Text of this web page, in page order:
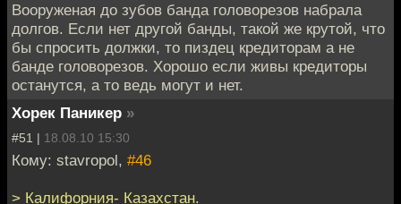
Вооруженая до зубов банда головорезов набрала
долгов. Если нет другой банды, такой же крутой, что
бы спросить должки, то пиздец кредиторам а не
банде головорезов. Хорошо если живы кредиторы
останутся, а то ведь могут и нет.
Хорек Паникер »
#51 | 18.08.10 15:30
Кому: stavropol, #46
> Калифорния- Казахстан.